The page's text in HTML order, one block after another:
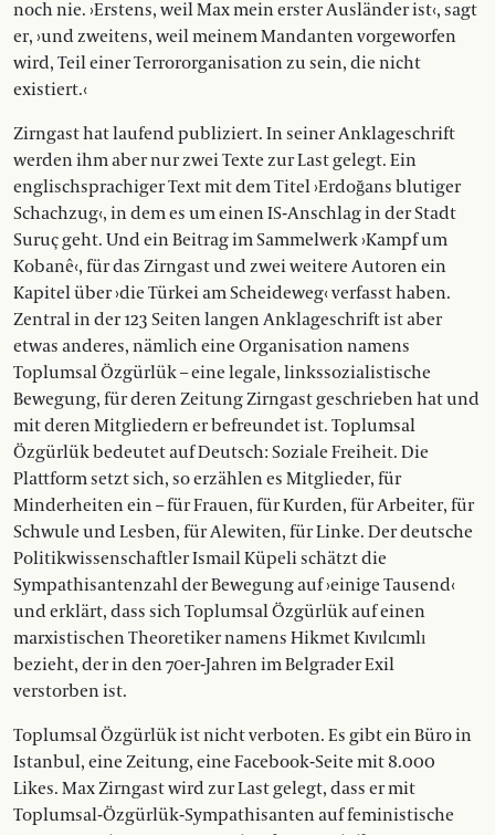
noch nie. ›Erstens, weil Max mein erster Ausländer ist‹, sagt
er, ›und zweitens, weil meinem Mandanten vorgeworfen
wird, Teil einer Terrororganisation zu sein, die nicht
existiert.‹
Zirngast hat laufend publiziert. In seiner Anklageschrift
werden ihm aber nur zwei Texte zur Last gelegt. Ein
englischsprachiger Text mit dem Titel ›Erdoğans blutiger
Schachzug‹, in dem es um einen IS-Anschlag in der Stadt
Suruç geht. Und ein Beitrag im Sammelwerk ›Kampf um
Kobanê‹, für das Zirngast und zwei weitere Autoren ein
Kapitel über ›die Türkei am Scheideweg‹ verfasst haben.
Zentral in der 123 Seiten langen Anklageschrift ist aber
etwas anderes, nämlich eine Organisation namens
Toplumsal Özgürlük – eine legale, linkssozialistische
Bewegung, für deren Zeitung Zirngast geschrieben hat und
mit deren Mitgliedern er befreundet ist. Toplumsal
Özgürlük bedeutet auf Deutsch: Soziale Freiheit. Die
Plattform setzt sich, so erzählen es Mitglieder, für
Minderheiten ein – für Frauen, für Kurden, für Arbeiter, für
Schwule und Lesben, für Alewiten, für Linke. Der deutsche
Politikwissenschaftler Ismail Küpeli schätzt die
Sympathisantenzahl der Bewegung auf ›einige Tausend‹
und erklärt, dass sich Toplumsal Özgürlük auf einen
marxistischen Theoretiker namens Hikmet Kıvılcımlı
bezieht, der in den 70er-­Jahren im Belgrader Exil
verstorben ist.
Toplumsal Özgürlük ist nicht verboten. Es gibt ein Büro in
Istanbul, eine Zeitung, eine Facebook-Seite mit 8.000
Likes. Max Zirngast wird zur Last gelegt, dass er mit
Toplumsal-Özgürlük-Sympathisanten auf feministische